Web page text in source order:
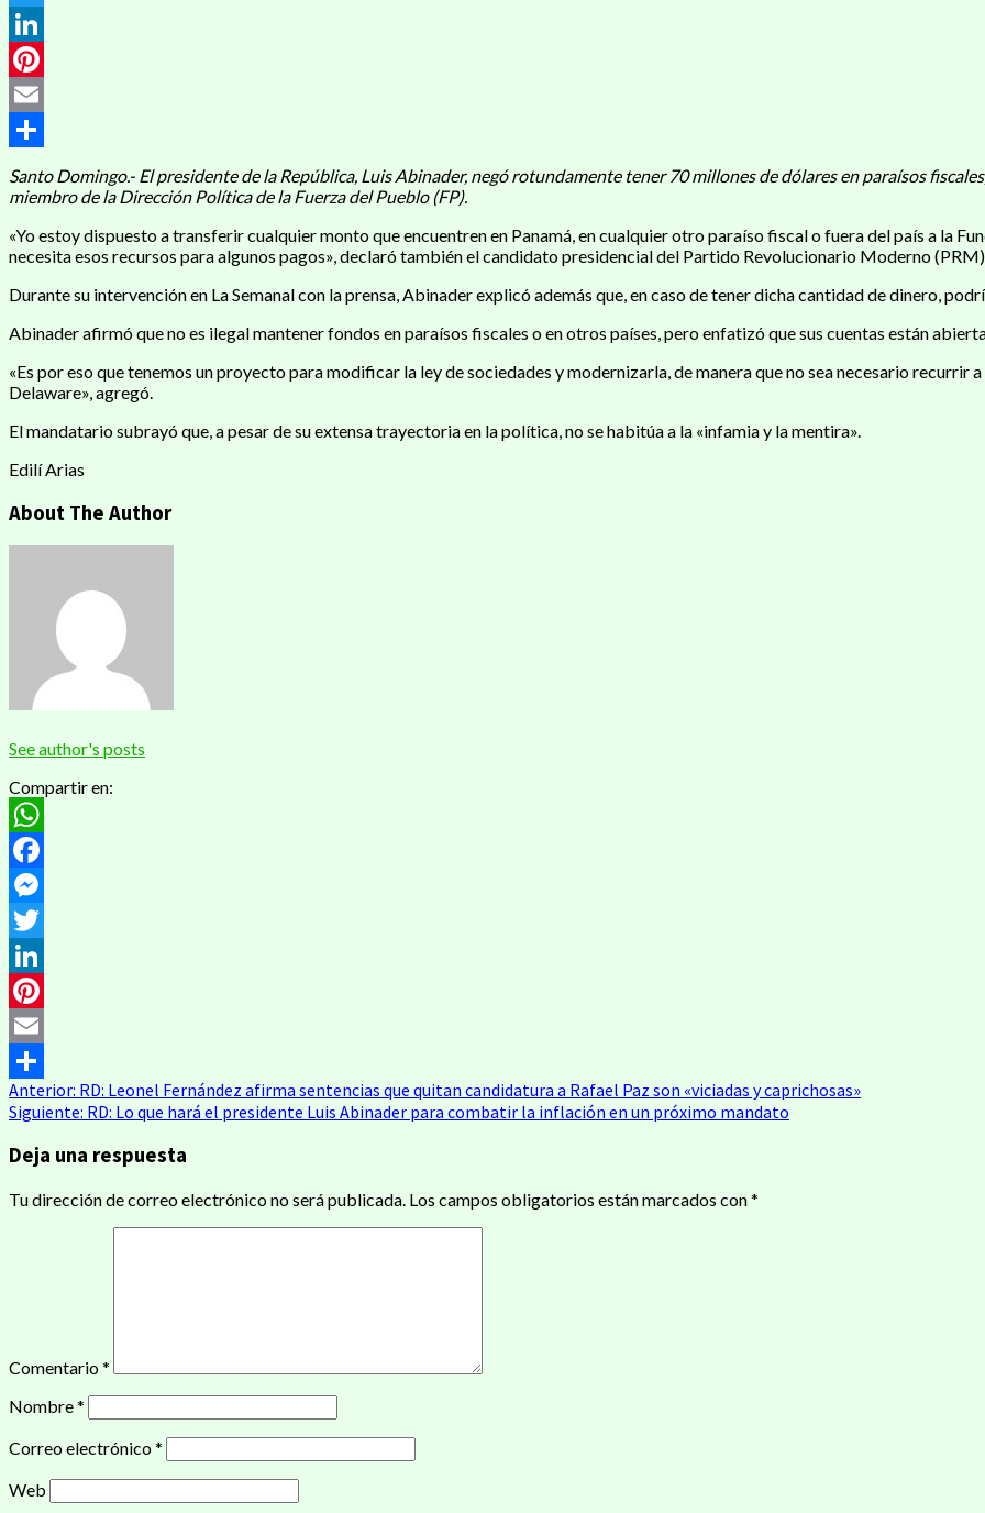
Twitter
LinkedIn
Pinterest
Email
Compartir
Santo Domingo.- El presidente de la República, Luis Abinader, negó rotundamente tener 70 millones de dólares en paraísos
miembro de la Dirección Política de la Fuerza del Pueblo (FP).
«Yo estoy dispuesto a transferir cualquier monto que encuentren en Panamá, en cualquier otro paraíso fiscal o fuera del país a la
necesita esos recursos para algunos pagos», declaró también el candidato presidencial del Partido Revolucionario Moderno
Durante su intervención en La Semanal con la prensa, Abinader explicó además que, en caso de tener dicha cantidad de dinero,
Abinader afirmó que no es ilegal mantener fondos en paraísos fiscales o en otros países, pero enfatizó que sus cuentas están
«Es por eso que tenemos un proyecto para modificar la ley de sociedades y modernizarla, de manera que no sea necesario recurrir
Delaware», agregó.
El mandatario subrayó que, a pesar de su extensa trayectoria en la política, no se habitúa a la «infamia y la mentira».
Edilí Arias
About The Author
See author's posts
Compartir en:
WhatsApp
Facebook
Messenger
Twitter
LinkedIn
Pinterest
Email
Compartir
Navegación
de
entradas
Anterior: RD: Leonel Fernández afirma sentencias que quitan candidatura a Rafael Paz son «viciadas y caprichosas»
Siguiente: RD: Lo que hará el presidente Luis Abinader para combatir la inflación en un próximo mandato
Deja una respuesta
Tu dirección de correo electrónico no será publicada. Los campos obligatorios están marcados con*
Comentario*
Nombre*
Correo electrónico*
Web